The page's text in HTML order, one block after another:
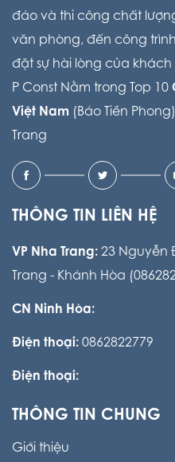
đáo và thi công chất
văn phòng, đến công
đặt sự hài lòng của
P Const Nằm trong Top 10
Việt Nam (Báo Tiền
Trang
THÔNG TIN LIÊN HỆ
VP Nha Trang: 23 Nguyễn
Trang - Khánh Hòa
CN Ninh Hòa:
Điện thoại: 0862822779
Điện thoại:
THÔNG TIN CHUNG
Giới thiệu